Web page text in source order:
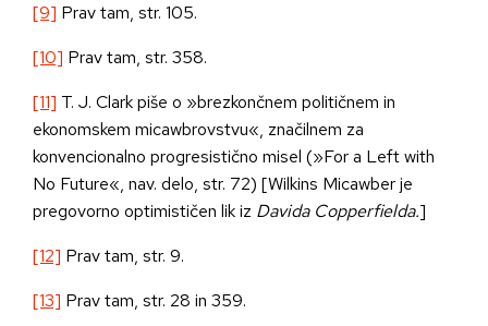
[9] Prav tam, str. 105.
[10] Prav tam, str. 358.
[11] T. J. Clark piše o »brezkončnem političnem in
ekonomskem micawbrovstvu«, značilnem za
konvencionalno progresistično misel (»For a Left with
No Future«, nav. delo, str. 72) [Wilkins Micawber je
pregovorno optimističen lik iz Davida Copperfielda.]
[12] Prav tam, str. 9.
[13] Prav tam, str. 28 in 359.